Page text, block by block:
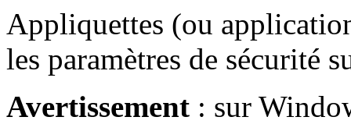
Appliquettes (ou
les paramètres de sécurité
Avertissement : sur